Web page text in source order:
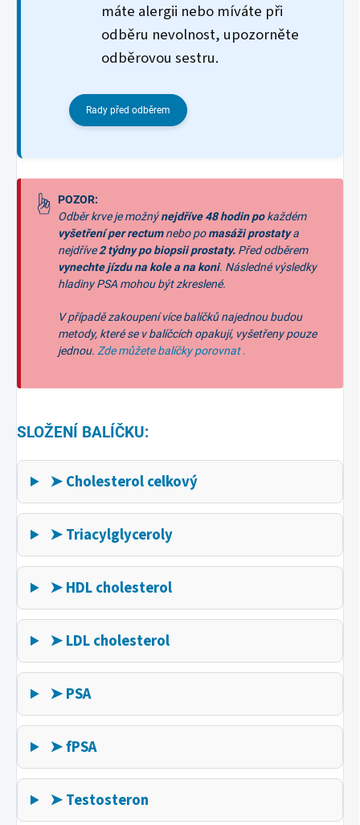
máte alergii nebo míváte při
odběru nevolnost, upozorněte
odběrovou sestru.
Rady před odběrem
POZOR:
Odběr krve je možnýnejdříve 48 hodin pokaždém
vyšetření per rectumnebo pomasáži prostatya
nejdříve2 týdny po biopsii prostaty. Před odběrem
vynechte jízdu na kole a na koni. Následné výsledky
hladiny PSA mohou být zkreslené.
V případě zakoupení více balíčků najednou budou
metody, které se v balíčcích opakují, vyšetřeny pouze
jednou. Zde můžete balíčky porovnat .
SLOŽENÍ BALÍČKU:
➤ Cholesterol celkový
➤ Triacylglyceroly
➤ HDL cholesterol
➤ LDL cholesterol
➤ PSA
➤ fPSA
➤ Testosteron